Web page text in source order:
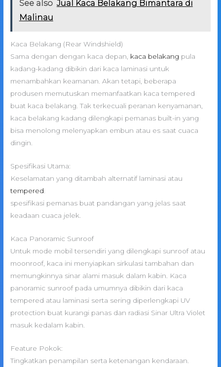
See also Jual Kaca Belakang Bimantara di
Malinau
Kaca Belakang (Rear Windshield)
Sama dengan dengan kaca depan, kaca belakang pula
kadang-kadang dibikin dari kaca laminasi untuk
menambahkan keamanan. Akan tetapi, beberapa
produsen memutuskan memanfaatkan kaca tempered
buat kaca belakang. Tak terkecuali peranan kenyamanan,
kaca belakang kadang dilengkapi pemanas built-in yang
bisa menolong melenyapkan embun atau es saat cuaca
dingin.
Spesifikasi Utama:
Keselamatan yang ditambah alternatif laminasi atau
tempered.
spesifikasi pemanas buat pandangan yang jelas saat
keadaan cuaca jelek.
Kaca Panoramic Sunroof
Untuk mode mobil tersendiri yang dilengkapi sunroof atau
moonroof, kaca ini menyiapkan sirkulasi tambahan dan
memungkinnya sinar alami masuk dalam kabin. Kaca
panoramic sunroof pada umumnya dibikin dari kaca
tempered atau laminasi serta sering diperlengkapi UV
protection buat kurangi panas dan radiasi Sinar Ultra Violet
masuk kedalam kabin.
Feature Pokok:
Tingkatkan penampilan serta ketenangan kendaraan.